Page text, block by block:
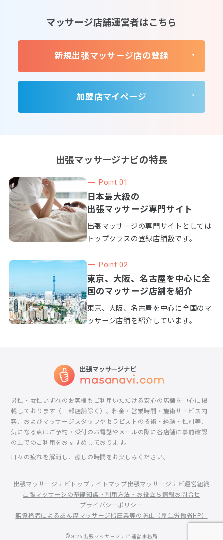
マッサージ店舗運営者はこちら
新規出張マッサージ店の登録
加盟店マイページ
出張マッサージナビの特長
Point 01
日本最大級の
出張マッサージ専門サイト
出張マッサージの専門サイトとしては
トップクラスの登録店舗数です。
Point 02
東京、大阪、名古屋を中心に全
国のマッサージ店舗を紹介
東京、大阪、名古屋を中心に全国のマ
ッサージ店舗を紹介しています。
男性・女性いずれのお客様もご利用いただける安心の店舗を中心に掲
載しております（一部店舗除く）。料金・営業時間・施術サービス内
容、およびマッサージスタッフやセラピストの技術・経験・性別等、
気になる点はご予約・受付のお電話やメールの際に各店舗に事前確認
の上でのご利用をおすすめしております。
日々の疲れを解消し、癒しの時間をお楽しみください。
出張マッサージナビトップサイトマップ出張マッサージナビ運営組織
出張マッサージの基礎知識・利用方法・お役立ち情報お問合せ
プライバシーポリシー
無資格者によるあん摩マッサージ指圧業等の防止（厚生労働省HP）
©2026 出張マッサージナビ運営事務局